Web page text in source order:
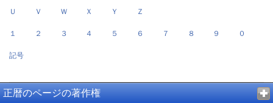
Ｕ Ｖ Ｗ Ｘ Ｙ Ｚ
１ ２ ３ ４ ５ ６ ７ ８ ９ ０
記号
正暦のページの著作権